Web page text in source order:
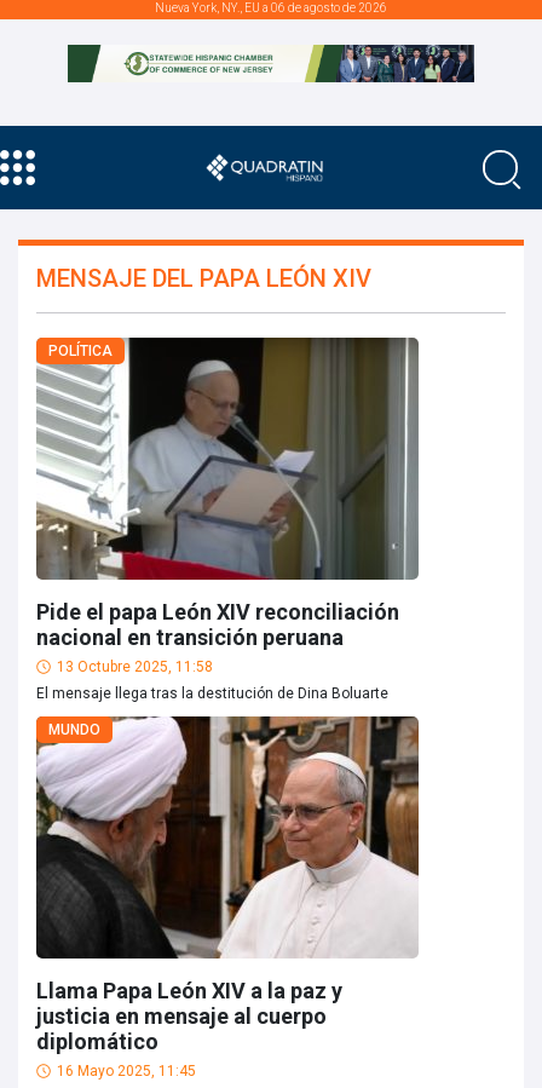
Nueva York, NY., EU a 06 de agosto de 2026
MENSAJE DEL PAPA LEÓN XIV
POLÍTICA
Pide el papa León XIV reconciliación
nacional en transición peruana
13 Octubre 2025, 11:58
El mensaje llega tras la destitución de Dina Boluarte
MUNDO
Llama Papa León XIV a la paz y
justicia en mensaje al cuerpo
diplomático
16 Mayo 2025, 11:45